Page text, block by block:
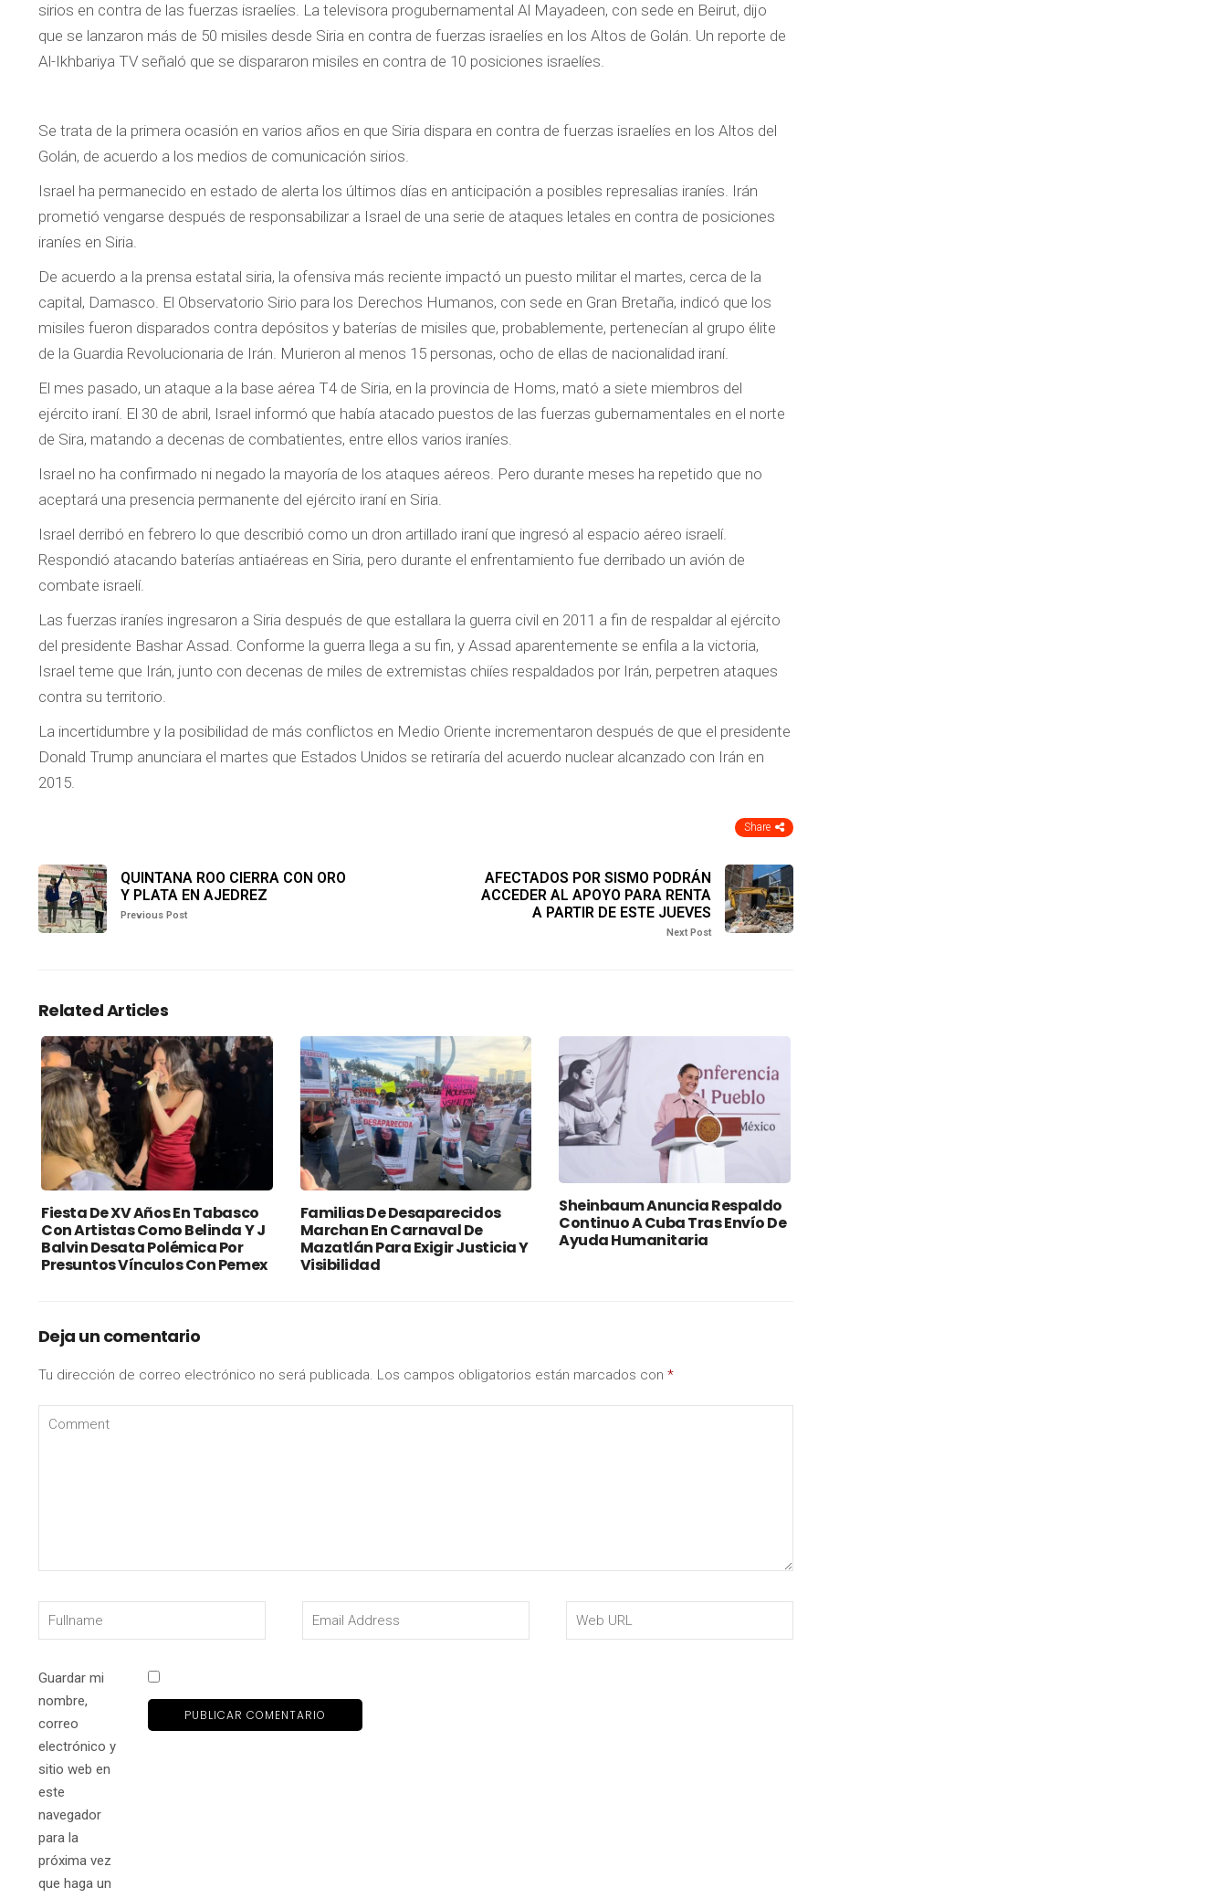
sirios en contra de las fuerzas israelíes. La televisora progubernamental Al Mayadeen, con sede en Beirut, dijo
que se lanzaron más de 50 misiles desde Siria en contra de fuerzas israelíes en los Altos de Golán. Un reporte de
Al-Ikhbariya TV señaló que se dispararon misiles en contra de 10 posiciones israelíes.
Se trata de la primera ocasión en varios años en que Siria dispara en contra de fuerzas israelíes en los Altos del
Golán, de acuerdo a los medios de comunicación sirios.
Israel ha permanecido en estado de alerta los últimos días en anticipación a posibles represalias iraníes. Irán
prometió vengarse después de responsabilizar a Israel de una serie de ataques letales en contra de posiciones
iraníes en Siria.
De acuerdo a la prensa estatal siria, la ofensiva más reciente impactó un puesto militar el martes, cerca de la
capital, Damasco. El Observatorio Sirio para los Derechos Humanos, con sede en Gran Bretaña, indicó que los
misiles fueron disparados contra depósitos y baterías de misiles que, probablemente, pertenecían al grupo élite
de la Guardia Revolucionaria de Irán. Murieron al menos 15 personas, ocho de ellas de nacionalidad iraní.
El mes pasado, un ataque a la base aérea T4 de Siria, en la provincia de Homs, mató a siete miembros del
ejército iraní. El 30 de abril, Israel informó que había atacado puestos de las fuerzas gubernamentales en el norte
de Sira, matando a decenas de combatientes, entre ellos varios iraníes.
Israel no ha confirmado ni negado la mayoría de los ataques aéreos. Pero durante meses ha repetido que no
aceptará una presencia permanente del ejército iraní en Siria.
Israel derribó en febrero lo que describió como un dron artillado iraní que ingresó al espacio aéreo israelí.
Respondió atacando baterías antiaéreas en Siria, pero durante el enfrentamiento fue derribado un avión de
combate israelí.
Las fuerzas iraníes ingresaron a Siria después de que estallara la guerra civil en 2011 a fin de respaldar al ejército
del presidente Bashar Assad. Conforme la guerra llega a su fin, y Assad aparentemente se enfila a la victoria,
Israel teme que Irán, junto con decenas de miles de extremistas chiíes respaldados por Irán, perpetren ataques
contra su territorio.
La incertidumbre y la posibilidad de más conflictos en Medio Oriente incrementaron después de que el presidente
Donald Trump anunciara el martes que Estados Unidos se retiraría del acuerdo nuclear alcanzado con Irán en
2015.
Share
QUINTANA ROO CIERRA CON ORO
Y PLATA EN AJEDREZ
Previous Post
AFECTADOS POR SISMO PODRÁN
ACCEDER AL APOYO PARA RENTA
A PARTIR DE ESTE JUEVES
Next Post
Related Articles
Fiesta De XV Años En Tabasco
Con Artistas Como Belinda Y J
Balvin Desata Polémica Por
Presuntos Vínculos Con Pemex
Familias De Desaparecidos
Marchan En Carnaval De
Mazatlán Para Exigir Justicia Y
Visibilidad
Sheinbaum Anuncia Respaldo
Continuo A Cuba Tras Envío De
Ayuda Humanitaria
Deja un comentario
Tu dirección de correo electrónico no será publicada. Los campos obligatorios están marcados con *
Guardar mi
nombre,
correo
electrónico y
sitio web en
este
navegador
para la
próxima vez
que haga un